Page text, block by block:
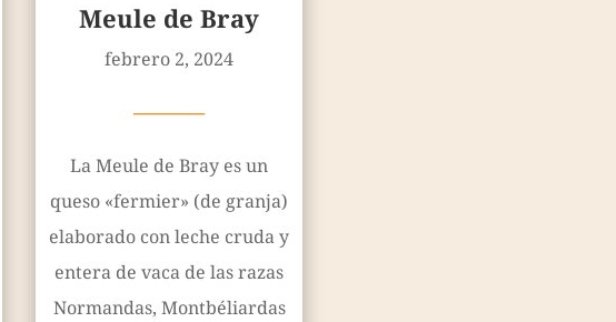
Meule de Bray
febrero 2, 2024
————
La Meule de Bray es un
queso «fermier» (de granja)
elaborado con leche cruda y
entera de vaca de las razas
Normandas, Montbéliardas